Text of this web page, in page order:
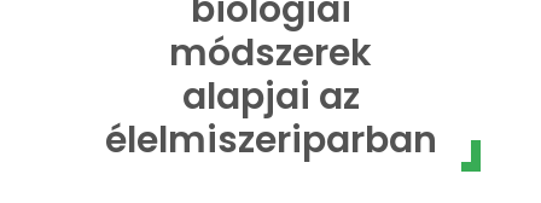
módszerek
alapjai az
élelmiszeriparban